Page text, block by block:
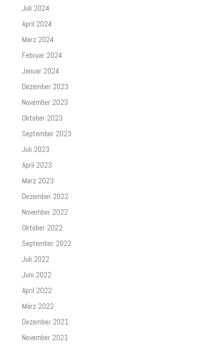
Juli 2024
April 2024
März 2024
Februar 2024
Januar 2024
Dezember 2023
November 2023
Oktober 2023
September 2023
Juli 2023
April 2023
März 2023
Dezember 2022
November 2022
Oktober 2022
September 2022
Juli 2022
Juni 2022
April 2022
März 2022
Dezember 2021
November 2021